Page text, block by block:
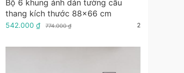
Bộ 6 khung ảnh dán tường cầu
thang kích thước 88x66 cm
542.000 ₫ 774.000 ₫ 2